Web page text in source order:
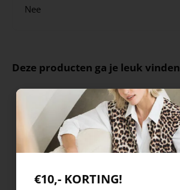
Nee
Deze producten ga je leuk vinden
€10,- KORTING!